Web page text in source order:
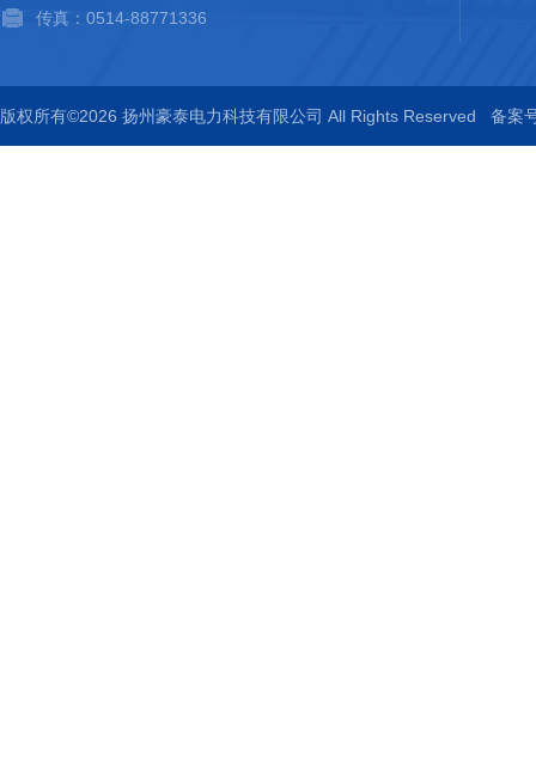
传真：0514-88771336
版权所有©2026 扬州豪泰电力科技有限公司 All Rights Reserved 备案